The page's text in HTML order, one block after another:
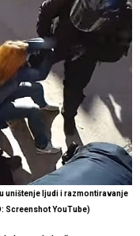
uništenje ljudi i razmontiravanje
Screenshot YouTube)